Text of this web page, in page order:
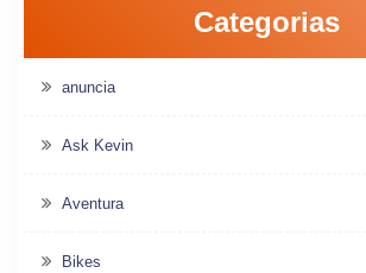
Categorias
anuncia
Ask Kevin
Aventura
Bikes